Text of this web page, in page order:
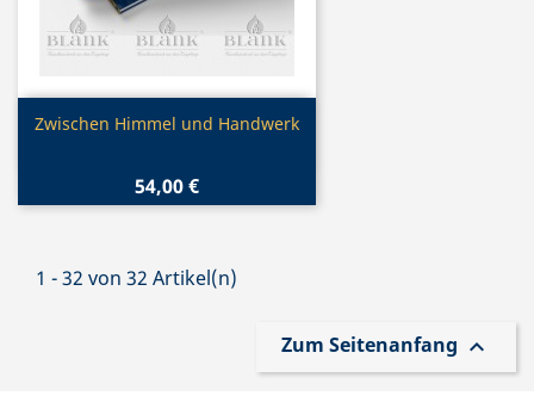
Vorschau
Zwischen Himmel und Handwerk
54,00 €
1 - 32 von 32 Artikel(n)
Zum Seitenanfang 